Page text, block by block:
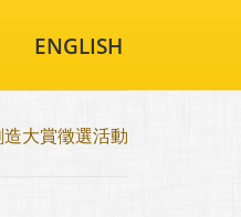
ENGLISH
大賞徵選活動